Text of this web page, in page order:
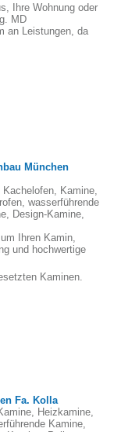
Ihre Wohnung oder
MD
an Leistungen, da
München
Kamine,
wasserführende
Design-Kamine,
Ihren Kamin,
und hochwertige
Kaminen.
Fa. Kolla
Heizkamine,
Kamine,